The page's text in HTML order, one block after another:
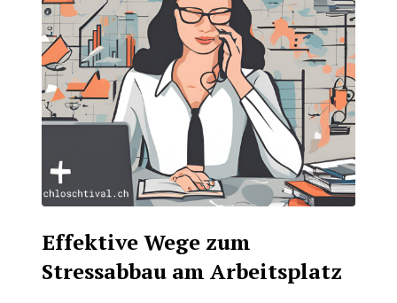
Effektive Wege zum
Stressabbau am Arbeitsplatz